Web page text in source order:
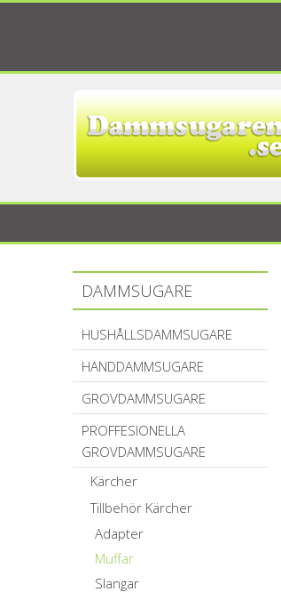
DAMMSUGARE
HUSHÅLLSDAMMSUGARE
HANDDAMMSUGARE
GROVDAMMSUGARE
PROFFESIONELLA
GROVDAMMSUGARE
Kärcher
Tillbehör Kärcher
Adapter
Muffar
Slangar